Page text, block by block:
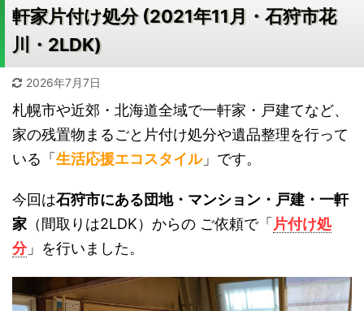
軒家片付け処分 (2021年11月・石狩市花
川・2LDK)
2026年7月7日
札幌市や近郊・北海道全域で一軒家・戸建てなど、
家の残置物まるごと片付け処分や遺品整理を行って
いる「 生活応援エコスタイル」です。
今回は石狩市にある団地・マンション・戸建・一軒
家 （間取りは2LDK）からの ご依頼で「 片付け処
分」を行いました。